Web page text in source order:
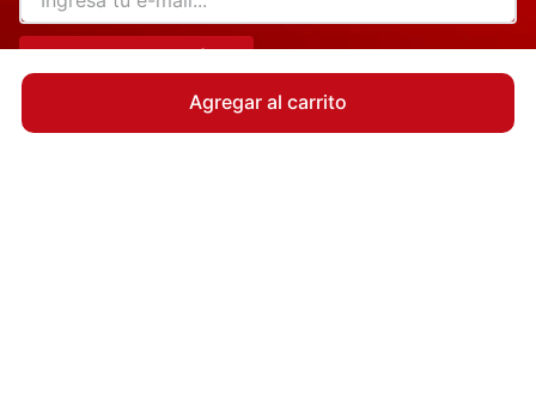
Agregar al carrito